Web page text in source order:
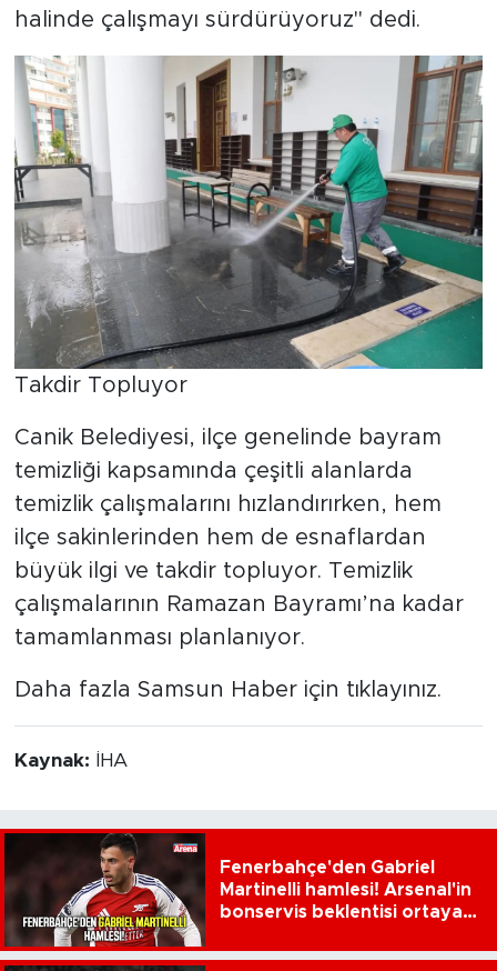
halinde çalışmayı sürdürüyoruz" dedi.
Takdir Topluyor
Canik Belediyesi, ilçe genelinde bayram
temizliği kapsamında çeşitli alanlarda
temizlik çalışmalarını hızlandırırken, hem
ilçe sakinlerinden hem de esnaflardan
büyük ilgi ve takdir topluyor. Temizlik
çalışmalarının Ramazan Bayramı’na kadar
tamamlanması planlanıyor.
Daha fazla Samsun Haber için tıklayınız.
Kaynak: İHA
Fenerbahçe'den Gabriel
Martinelli hamlesi! Arsenal'in
bonservis beklentisi ortaya